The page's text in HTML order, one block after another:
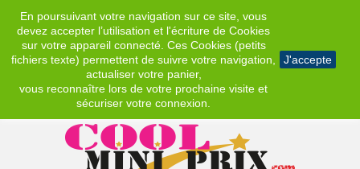
En poursuivant votre navigation sur ce site, vous
devez accepter l’utilisation et l'écriture de Cookies
sur votre appareil connecté. Ces Cookies (petits
fichiers texte) permettent de suivre votre navigation,
actualiser votre panier,
vous reconnaître lors de votre prochaine visite et
sécuriser votre connexion.
J'accepte
EUR